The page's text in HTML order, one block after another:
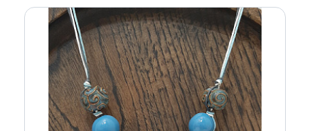
Итого:
0 р.
Продолжить покупки
Перейти в корзину